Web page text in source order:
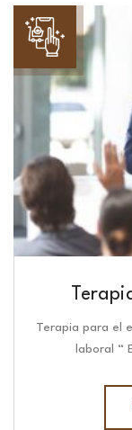
Terapia para el
laboral “